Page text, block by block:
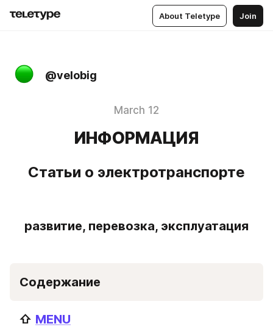
About Teletype Join
@velobig
March 12
ИНФОРМАЦИЯ
Статьи о электротранспорте
развитие, перевозка, эксплуатация
Содержание
   ⇧
MENU